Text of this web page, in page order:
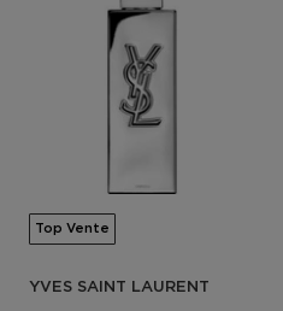
Top Vente
YVES SAINT LAURENT